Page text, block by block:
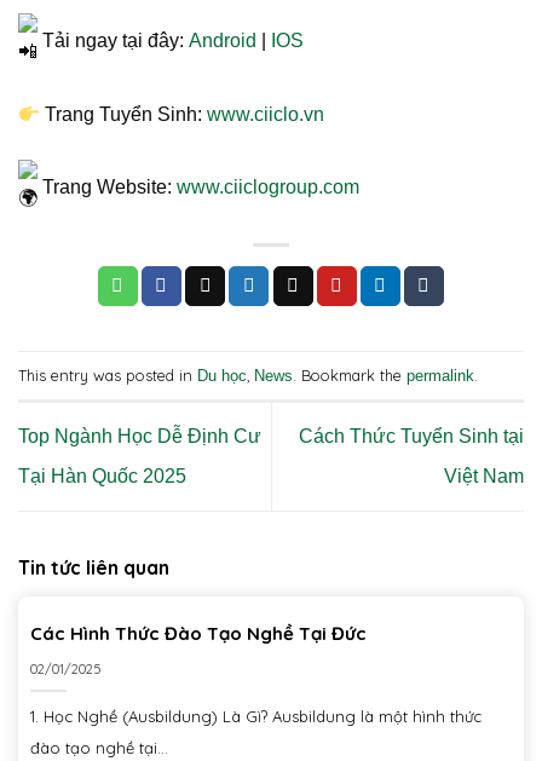
Tải ngay tại đây: Android IOS
Trang Tuyển Sinh:www.ciiclo.vn
Trang Website: www.ciiclogroup.com
This entry was posted in Du học News . Bookmark the permalink
Top Ngành Học Dễ Định Cư
Tại Hàn Quốc 2025
Cách Thức Tuyển Sinh tại
Việt Nam
Tin tức liên quan
Các Hình Thức Đào Tạo Nghề Tại Đức
02/01/2025
1. Học Nghề (Ausbildung) Là Gì? Ausbildung là một hình thức
đào tạo nghề tại...